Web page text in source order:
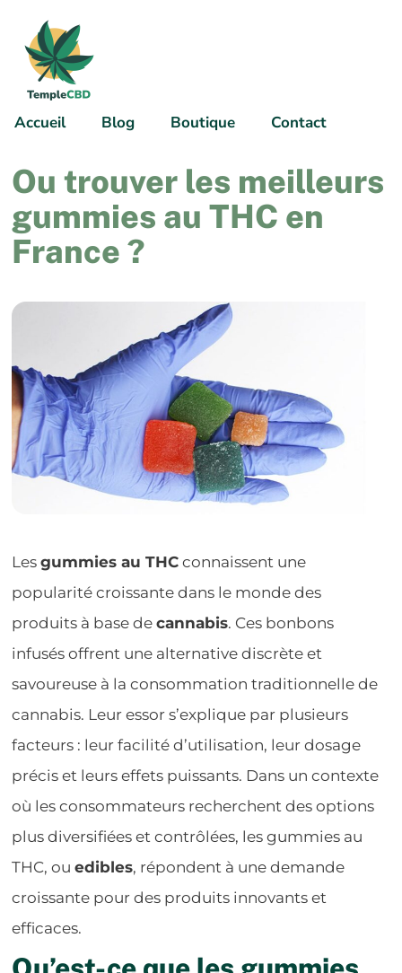
Accueil Blog Boutique Contact
Ou trouver les meilleurs
gummies au THC en
France ?
Lesgummies au THC connaissent une
popularité croissante dans le monde des
produits à base decannabis. Ces bonbons
infusés offrent une alternative discrète et
savoureuse à la consommation traditionnelle de
cannabis. Leur essor s’explique par plusieurs
facteurs : leur facilité d’utilisation, leur dosage
précis et leurs effets puissants. Dans un contexte
où les consommateurs recherchent des options
plus diversifiées et contrôlées, les gummies au
THC, ouedibles, répondent à une demande
croissante pour des produits innovants et
efficaces.